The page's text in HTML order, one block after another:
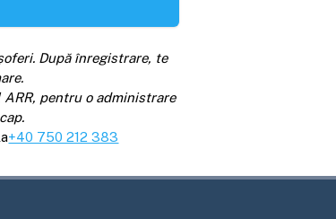
După înregistrare, te
pentru o administrare
+40 750 212 383